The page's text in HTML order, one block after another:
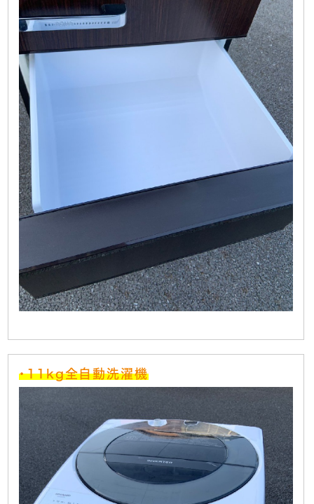
・11kg全自動洗濯機